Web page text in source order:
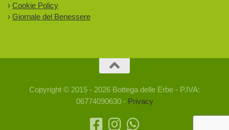
› Cookie Policy
› Giornale del Benessere
Copyright © 2015 - 2026 Bottega delle Erbe - P.IVA:
06774090630 - Privacy